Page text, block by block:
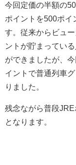
今回定価の半額の
ポイントを500ポイ
す。従来からビュ
ントが貯まってい
ができましたが、
イントで普通列車
りました。
残念ながら普段
となります。